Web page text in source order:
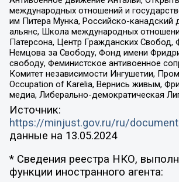
международных отношений и
им Питера Мунка, Российско-канадский
альянс, Школа международных
Патерсона, Центр Гражданских Свобод,
Немцова за Свободу, Фонд имени
свободу, Феминистское антивоенное
Комитет независимости Ингушетии,
Occupation of Karelia, Вернись живым,
медиа, Либерально-демократическая
Источник:
https://minjust.gov.ru/ru/
данные на 13.05.2024
* Сведения реестра НКО,
функции иностранного агента: